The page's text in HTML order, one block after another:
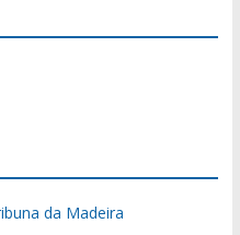
da Madeira